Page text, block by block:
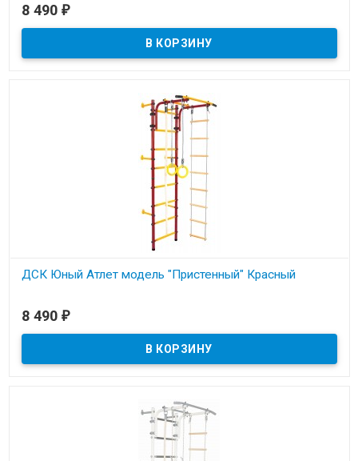
креплением к стене. Нагрузка до 100кг.
8 490 ₽
ДСК Юный Атлет модель "Пристенный" Красный
креплением к стене. Нагрузка до 100кг.
8 490 ₽